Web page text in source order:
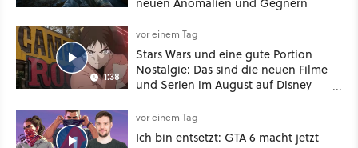
1:38
vor einem Tag
Stars Wars und eine gute Portion
Nostalgie: Das sind die neuen Filme
und Serien im August auf Disney
vor einem Tag
Ich bin entsetzt: GTA 6 macht jetzt